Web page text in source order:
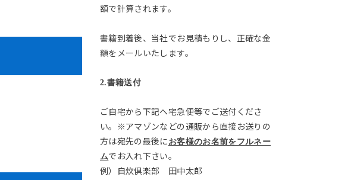
額で計算されます。
書籍到着後、当社でお見積もりし、正確な金
額をメールいたします。
2.書籍送付
ご自宅から下記へ宅急便等でご送付くださ
い。※アマゾンなどの通販から直接お送りの
方は宛先の最後に お客様のお名前をフルネー
ムでお入れ下さい。
例）自炊倶楽部 田中太郎